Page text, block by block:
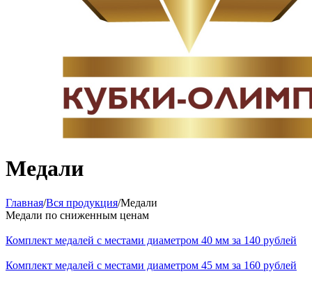
Медали
Главная/Вся продукция/Медали
Медали по сниженным ценам
Комплект медалей с местами диаметром 40 мм за 140 рублей
Комплект медалей с местами диаметром 45 мм за 160 рублей